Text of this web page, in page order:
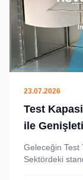
23.07.2026
Test
ile
Geleceğin Test
Sektördeki